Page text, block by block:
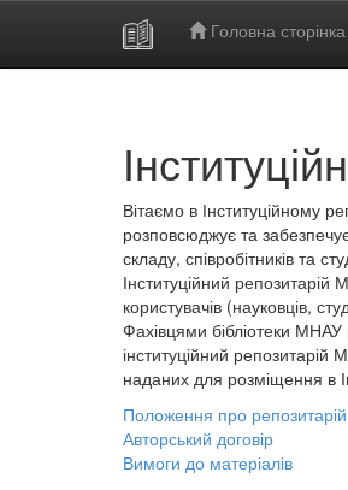
Головна сторінка
Вітаємо в Інституційному
розповсюджує та
складу, співробітників та
Інституційний
користувачів (науковців,
Фахівцями бібліотеки
інституційний репозитарій
наданих для розміщення в
Положення про
Авторський договір
Вимоги до матеріалів